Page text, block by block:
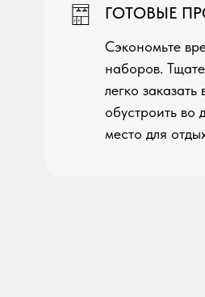
ГОТОВЫЕ
Сэкономьте
наборов.
легко
обустроить во
место для